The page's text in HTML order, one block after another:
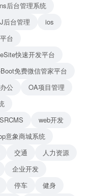
后台管理系统
后台管理
ios
台
快速开发平台
免费微信管家平台
公
OA项目管理
SRCMS
web开发
意象商城系统
交通
人力资源
企业开发
停车
健身